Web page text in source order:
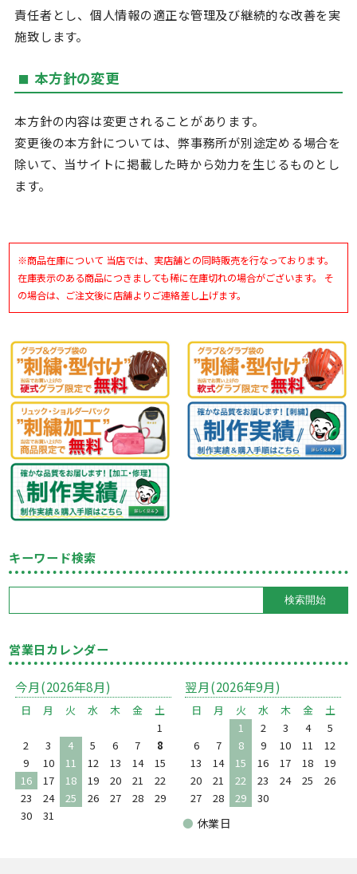
責任者とし、個人情報の適正な管理及び継続的な改善を実
施致します。
本方針の変更
本方針の内容は変更されることがあります。
変更後の本方針については、弊事務所が別途定める場合を
除いて、当サイトに掲載した時から効力を生じるものとし
ます。
※商品在庫について 当店では、実店舗との同時販売を行なっております。
在庫表示のある商品につきましても稀に在庫切れの場合がございます。 そ
の場合は、ご注文後に店舗よりご連絡差し上げます。
キーワード検索
営業日カレンダー
今月(2026年8月)
日 月 火 水 木 金
土
1
2
3 4 5 6 7
8
9
10 11 12 13 14
15
16
17 18 19 20 21
22
23
24 25 26 27 28
29
30
31
翌月(2026年9月)
日 月 火 水 木 金
土
1
2 3 4
5
6
7 8 9 10 11
12
13
14 15 16 17 18
19
20
21 22 23 24 25
26
27
28 29 30
● 休業日